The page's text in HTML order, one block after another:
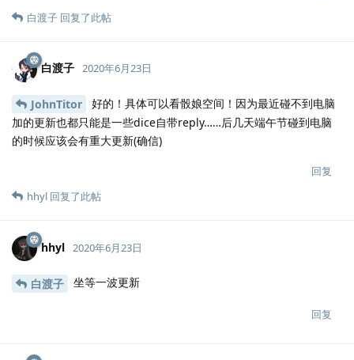
白渡子 回复了此帖
白渡子 2020年6月23日
JohnTitor
好的！具体可以看骰娘空间！因为最近碰不到电脑
加的更新也都只能是一些dice自带reply……后几天端午节碰到电脑
的时候应该会有重大更新(确信)
回复
hhyl 回复了此帖
hhyl 2020年6月23日
白渡子 坐等一波更新
回复